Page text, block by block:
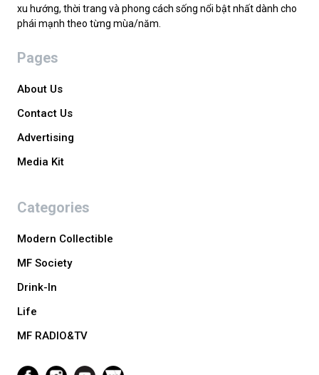
xu hướng, thời trang và phong cách sống nổi bật nhất dành cho
phái mạnh theo từng mùa/năm.
Pages
About Us
Contact Us
Advertising
Media Kit
Categories
Modern Collectible
MF Society
Drink-In
Life
MF RADIO&TV